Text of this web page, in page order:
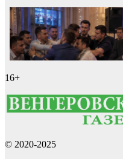
16+
© 2020-2025